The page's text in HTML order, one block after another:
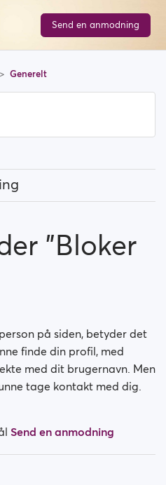
Send en anmodning
Generelt
område og hvordan
på et medlem?
på siden, hvad gør jeg?
"Bloker
på siden, betyder det
finde din profil, med
med dit brugernavn. Men
tage kontakt med dig.
Send en anmodning